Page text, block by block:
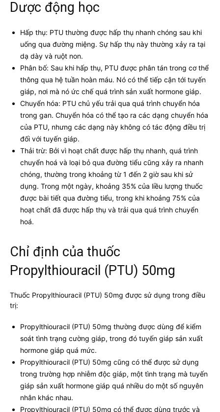
Dược động học
Hấp thụ: PTU thường được hấp thụ nhanh chóng sau khi
uống qua đường miệng. Sự hấp thụ này thường xảy ra tại
dạ dày và ruột non.
Phân bố: Sau khi hấp thụ, PTU được phân tán trong cơ thể
thông qua hệ tuần hoàn máu. Nó có thể tiếp cận tới tuyến
giáp, nơi mà nó ức chế quá trình sản xuất hormone giáp.
Chuyển hóa: PTU chủ yếu trải qua quá trình chuyển hóa
trong gan. Chuyển hóa có thể tạo ra các dạng chuyển hóa
của PTU, nhưng các dạng này không có tác động điều trị
đối với tuyến giáp.
Thải trừ: Bởi vì hoạt chất được hấp thụ nhanh, quá trình
chuyển hoá và loại bỏ qua đường tiểu cũng xảy ra nhanh
chóng, thường trong khoảng từ 1 đến 2 giờ sau khi sử
dụng. Trong một ngày, khoảng 35% của liều lượng thuốc
được bài tiết qua đường tiểu, trong khi khoảng 75% của
hoạt chất đã được hấp thụ và trải qua quá trình chuyển
hoá.
Chỉ định của thuốc
Propylthiouracil (PTU) 50mg
Thuốc Propylthiouracil (PTU) 50mg được sử dụng trong điều
trị:
Propylthiouracil (PTU) 50mg thường được dùng để kiểm
soát tình trạng cường giáp, trong đó tuyến giáp sản xuất
hormone giáp quá mức.
Propylthiouracil (PTU) 50mg cũng có thể được sử dụng
trong trường hợp nhiễm độc giáp, một tình trạng mà tuyến
giáp sản xuất hormone giáp quá nhiều do một số nguyên
nhân khác nhau.
Propylthiouracil (PTU) 50mg có thể được dùng trước và